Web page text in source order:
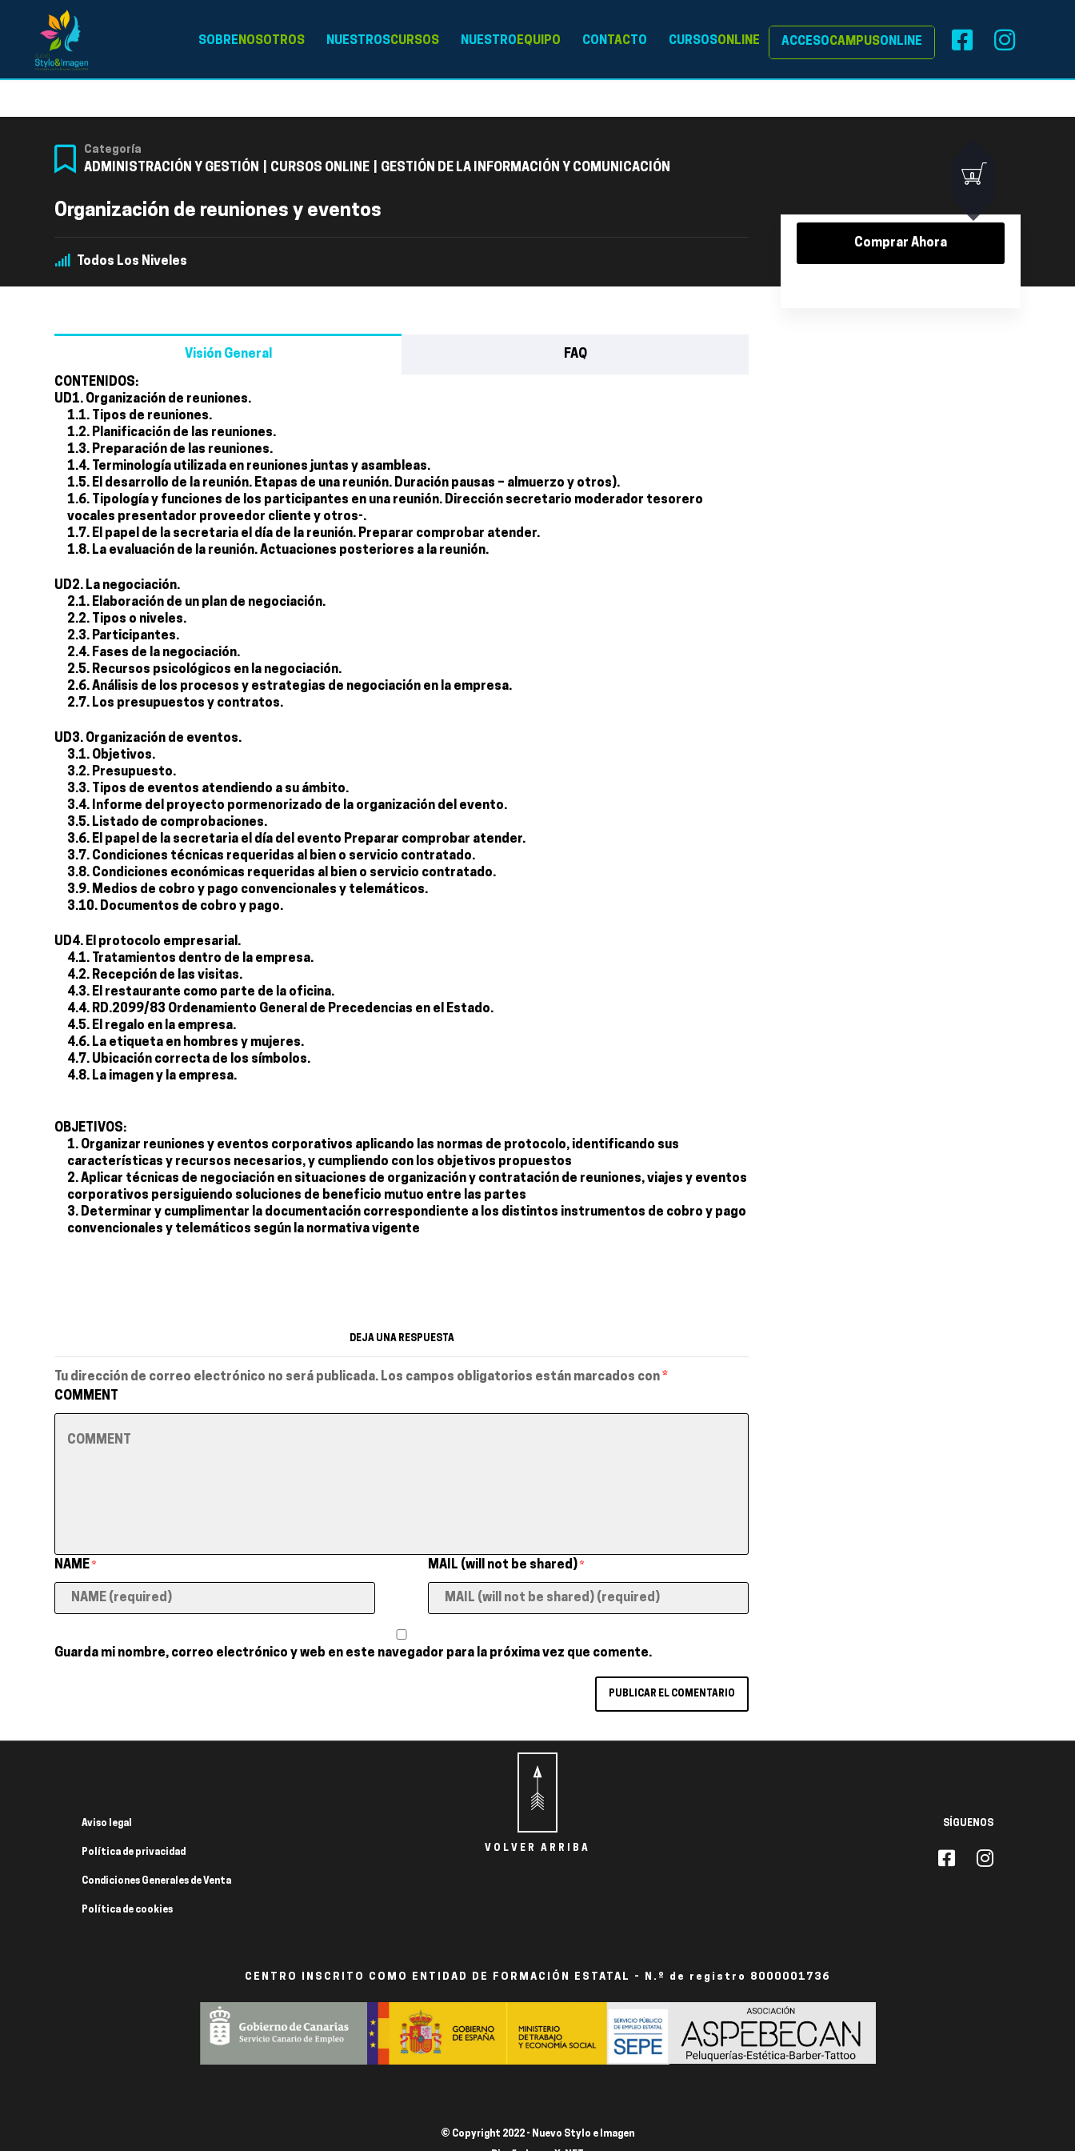
SOBRENOSOTROS NUESTROSCURSOS NUESTROEQUIPO CONTACTO CURSOSONLINE ACCESOCAMPUSONLINE
0
Categoría
ADMINISTRACIÓN Y GESTIÓN CURSOS ONLINE GESTIÓN DE LA INFORMACIÓN Y COMUNICACIÓN
Organización de reuniones y eventos
Todos Los Niveles
Visión General FAQ
CONTENIDOS:
UD1. Organización de reuniones.
1.1. Tipos de reuniones.
1.2. Planificación de las reuniones.
1.3. Preparación de las reuniones.
1.4. Terminología utilizada en reuniones juntas y asambleas.
1.5. El desarrollo de la reunión. Etapas de una reunión. Duración pausas – almuerzo y otros).
1.6. Tipología y funciones de los participantes en una reunión. Dirección secretario moderador tesorero
vocales presentador proveedor cliente y otros-.
1.7. El papel de la secretaria el día de la reunión. Preparar comprobar atender.
1.8. La evaluación de la reunión. Actuaciones posteriores a la reunión.
UD2. La negociación.
2.1. Elaboración de un plan de negociación.
2.2. Tipos o niveles.
2.3. Participantes.
2.4. Fases de la negociación.
2.5. Recursos psicológicos en la negociación.
2.6. Análisis de los procesos y estrategias de negociación en la empresa.
2.7. Los presupuestos y contratos.
UD3. Organización de eventos.
3.1. Objetivos.
3.2. Presupuesto.
3.3. Tipos de eventos atendiendo a su ámbito.
3.4. Informe del proyecto pormenorizado de la organización del evento.
3.5. Listado de comprobaciones.
3.6. El papel de la secretaria el día del evento Preparar comprobar atender.
3.7. Condiciones técnicas requeridas al bien o servicio contratado.
3.8. Condiciones económicas requeridas al bien o servicio contratado.
3.9. Medios de cobro y pago convencionales y telemáticos.
3.10. Documentos de cobro y pago.
UD4. El protocolo empresarial.
4.1. Tratamientos dentro de la empresa.
4.2. Recepción de las visitas.
4.3. El restaurante como parte de la oficina.
4.4. RD.2099/83 Ordenamiento General de Precedencias en el Estado.
4.5. El regalo en la empresa.
4.6. La etiqueta en hombres y mujeres.
4.7. Ubicación correcta de los símbolos.
4.8. La imagen y la empresa.
OBJETIVOS:
Organizar reuniones y eventos corporativos aplicando las normas de protocolo, identificando sus
características y recursos necesarios, y cumpliendo con los objetivos propuestos
Aplicar técnicas de negociación en situaciones de organización y contratación de reuniones, viajes y eventos
corporativos persiguiendo soluciones de beneficio mutuo entre las partes
Determinar y cumplimentar la documentación correspondiente a los distintos instrumentos de cobro y pago
convencionales y telemáticos según la normativa vigente
DEJA UNA RESPUESTA
Tu dirección de correo electrónico no será publicada. Los campos obligatorios están marcados con *
COMMENT
NAME * MAIL (will not be shared) *
Guarda mi nombre, correo electrónico y web en este navegador para la próxima vez que comente.
Comprar Ahora
VOLVER ARRIBA
Aviso legal
Política de privacidad
Condiciones Generales de Venta
Política de cookies
SÍGUENOS
CENTRO INSCRITO COMO ENTIDAD DE FORMACIÓN ESTATAL - N.º de registro 8000001736
© Copyright 2022 - Nuevo Stylo e Imagen